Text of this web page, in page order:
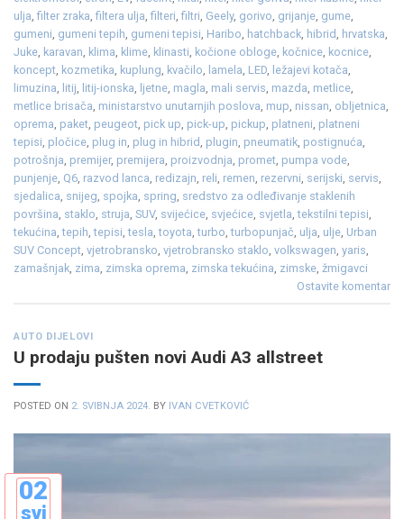
ulja,filter zraka,filtera ulja,filteri,filtri, Geely, gorivo, grijanje, gume,
gumeni, gumeni tepih, gumeni tepisi, Haribo, hatchback, hibrid, hrvatska,
Juke, karavan, klima, klime, klinasti, kočione obloge, kočnice, kocnice,
koncept, kozmetika, kuplung, kvačilo, lamela, LED, ležajevi kotača,
limuzina, litij, litij-ionska, ljetne, magla, mali servis, mazda, metlice,
metlice brisača, ministarstvo unutarnjih poslova, mup, nissan, obljetnica,
oprema, paket, peugeot, pick up, pick-up, pickup, platneni, platneni
tepisi, pločice, plug in, plug in hibrid, plugin, pneumatik, postignuća,
potrošnja, premijer, premijera, proizvodnja, promet, pumpa vode,
punjenje, Q6, razvod lanca, redizajn, reli, remen, rezervni, serijski, servis,
sjedalica, snijeg, spojka, spring, sredstvo za odleđivanje staklenih
površina, staklo, struja, SUV, svijećice, svjećice, svjetla,tekstilni tepisi,
tekućina,tepih,tepisi,tesla,toyota,turbo,turbopunjač, ulja, ulje, Urban
SUV Concept, vjetrobransko, vjetrobransko staklo, volkswagen, yaris,
zamašnjak, zima, zimska oprema, zimska tekućina, zimske, žmigavci
Ostavite komentar
AUTO DIJELOVI
U prodaju pušten novi Audi A3 allstreet
POSTED ON 2. SVIBNJA 2024. BY IVAN CVETKOVIĆ
02
svi